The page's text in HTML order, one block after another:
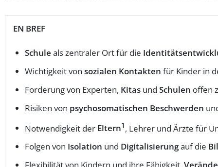
EN BREF
Schule als zentraler Ort für die
Wichtigkeit von sozialen Kontakten für Kinder in
Forderung von Experten, Kitas und Schulen offen
Risiken von psychosomatischen Beschwerden
Notwendigkeit der Eltern1, Lehrer und Ärzte für
Folgen von Isolation und Digitalisierungauf die